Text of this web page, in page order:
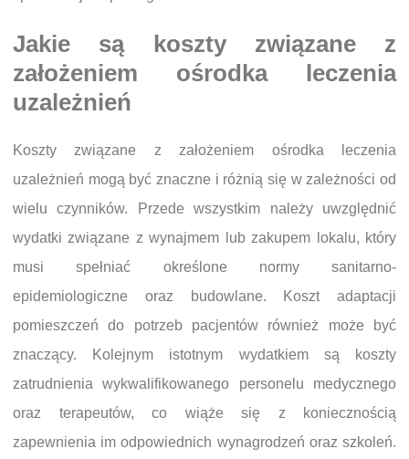
Jakie są koszty związane z
założeniem ośrodka leczenia
uzależnień
Koszty związane z założeniem ośrodka leczenia
uzależnień mogą być znaczne i różnią się w zależności od
wielu czynników. Przede wszystkim należy uwzględnić
wydatki związane z wynajmem lub zakupem lokalu, który
musi spełniać określone normy sanitarno-
epidemiologiczne oraz budowlane. Koszt adaptacji
pomieszczeń do potrzeb pacjentów również może być
znaczący. Kolejnym istotnym wydatkiem są koszty
zatrudnienia wykwalifikowanego personelu medycznego
oraz terapeutów, co wiąże się z koniecznością
zapewnienia im odpowiednich wynagrodzeń oraz szkoleń.